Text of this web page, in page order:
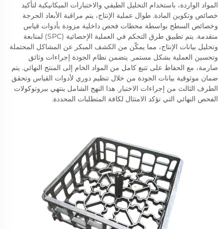
المواد الواردة، باستخدام التحليل الطيفي والاختبارات الميكانيكية لتأكيد
خصائص وتكوين المادة. طوال عملية الإنتاج، يتم مراقبة الأبعاد الحرجة
وخصائص السطح بواسطة محطات فحص داخلية مزودة بأدوات قياس
متقدمة. يتم تطبيق طرق التحكم في العملية الإحصائية (SPC) لمتابعة
وتحليل بيانات الإنتاج، مما يمكّن من الكشف المبكر عن المشاكل المحتملة
وتحسين العملية بشكل مستمر. يتضمن نظام الجودة إجراءات وثائق
صارمة، مع الحفاظ على تتبع كامل من المواد الخام إلى المنتج النهائي. يتم
ضمان موثوقية بيانات الجودة من خلال تنظيم دوري لأدوات القياس وتحقق
الطرف الثالث من إجراءات الاختبار. هذا النهج الشامل ينتهي ببروتوكولات
الفحص النهائي التي تؤكد الامتثال لكافة المتطلبات المحددة.